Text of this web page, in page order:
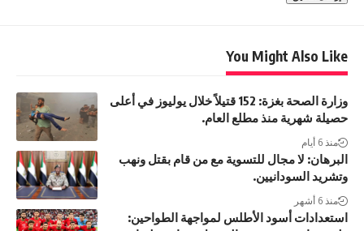
You Might Also Like
وزارة الصحة بغزة: 152 قتيلاً خلال يوليوز في أعلى
حصيلة شهرية منذ مطلع العام.
منذ 6 أيام
البرهان: لا مجال للتسوية مع من قام بقتل ونهب
وتشريد السودانيين.
منذ 6 أشهر
استعدادات أسود الأطلس لمواجهة الطواحين: